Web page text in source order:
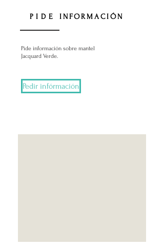
PIDE INFORMACIÓN
Pide información sobre mantel
Jacquard Verde.
Pedir infórmación